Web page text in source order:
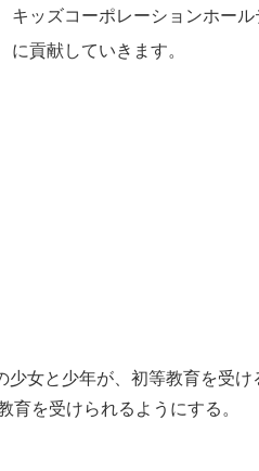
キッズコーポレーションホー
に貢献していきます。
少女と少年が、初等教育を受
育を受けられるようにする。